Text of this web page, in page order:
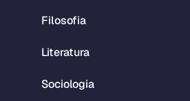
Filosofia
Literatura
Sociologia